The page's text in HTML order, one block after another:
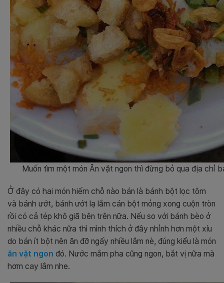
Muốn tìm một món Ăn vặt ngon thì đừng bỏ qua địa chỉ
Ở đây có hai món hiếm chỗ nào bán là bánh bột lọc tôm
và bánh ướt, bánh ướt lạ lắm cán bột mỏng xong cuộn tròn
rồi có cả tép khô giã bên trên nữa. Nếu so với bánh bèo ở
nhiều chỗ khác nữa thì mình thích ở đây nhỉnh hơn một xíu
do bán ít bột nên ăn đỡ ngấy nhiều lắm nè, đúng kiểu là món
ăn vặt ngon đó. Nước mắm pha cũng ngon, bắt vị nữa mà
hơm cay lắm nhe.